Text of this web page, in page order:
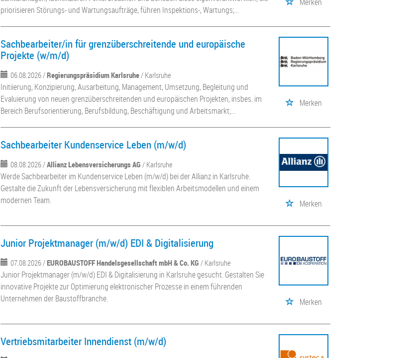
priorisieren Störungs- und Wartungsaufträge, führen Inspektions-, Wartungs;...
Sachbearbeiter/in für grenzüberschreitende und europäische
Projekte (w/m/d)
06.08.2026 /Regierungspräsidium Karlsruhe/ Karlsruhe
Initiierung, Konzipierung, Ausarbeitung, Management, Umsetzung, Begleitung und
Evaluierung von neuen grenzüberschreitenden und europäischen Projekten, insbes. im
Bereich Berufsorientierung, Berufsbildung, Beschäftigung und Arbeitsmarkt;...
Merken
Sachbearbeiter Kundenservice Leben (m/w/d)
08.08.2026 /Allianz Lebensversicherungs AG / Karlsruhe
Werde Sachbearbeiter im Kundenservice Leben (m/w/d) bei der Allianz in Karlsruhe.
Gestalte die Zukunft der Lebensversicherung mit flexiblen Arbeitsmodellen und einem
modernen Team.
Merken
Junior Projektmanager (m/w/d) EDI & Digitalisierung
07.08.2026 /EUROBAUSTOFF Handelsgesellschaft mbH & Co. KG / Karlsruhe
Junior Projektmanager (m/w/d) EDI & Digitalisierung in Karlsruhe gesucht. Gestalten Sie
innovative Projekte zur Optimierung elektronischer Prozesse in einem führenden
Unternehmen der Baustoffbranche.
Merken
Vertriebsmitarbeiter Innendienst (m/w/d)